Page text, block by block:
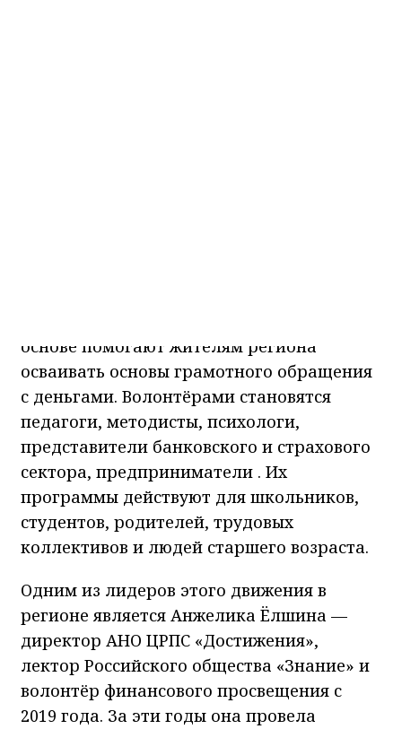
основе помогают жителям региона
осваивать основы грамотного обращения
с деньгами. Волонтёрами становятся
педагоги, методисты, психологи,
представители банковского и страхового
сектора, предприниматели . Их
программы действуют для школьников,
студентов, родителей, трудовых
коллективов и людей старшего возраста.
Одним из лидеров этого движения в
регионе является Анжелика Ёлшина —
директор АНО ЦРПС «Достижения»,
лектор Российского общества «Знание» и
волонтёр финансового просвещения с
2019 года. За эти годы она провела